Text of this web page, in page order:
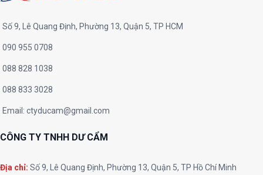
Số 9, Lê Quang Định, Phường 13, Quận 5, TP HCM
090 955 0708
088 828 1038
088 833 3028
Email: ctyducam@gmail.com
CÔNG TY TNHH DƯ CẨM
Địa chỉ: Số 9, Lê Quang Định, Phường 13, Quận 5, TP Hồ Chí Minh